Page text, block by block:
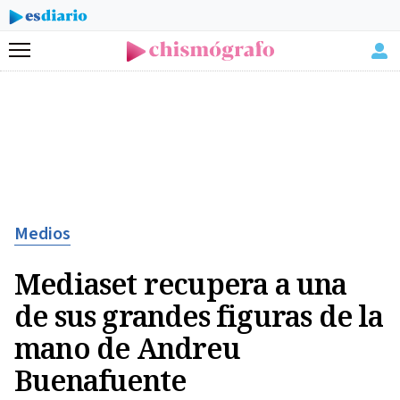
Menú
Medios
Mediaset recupera a una
de sus grandes figuras de la
mano de Andreu
Buenafuente